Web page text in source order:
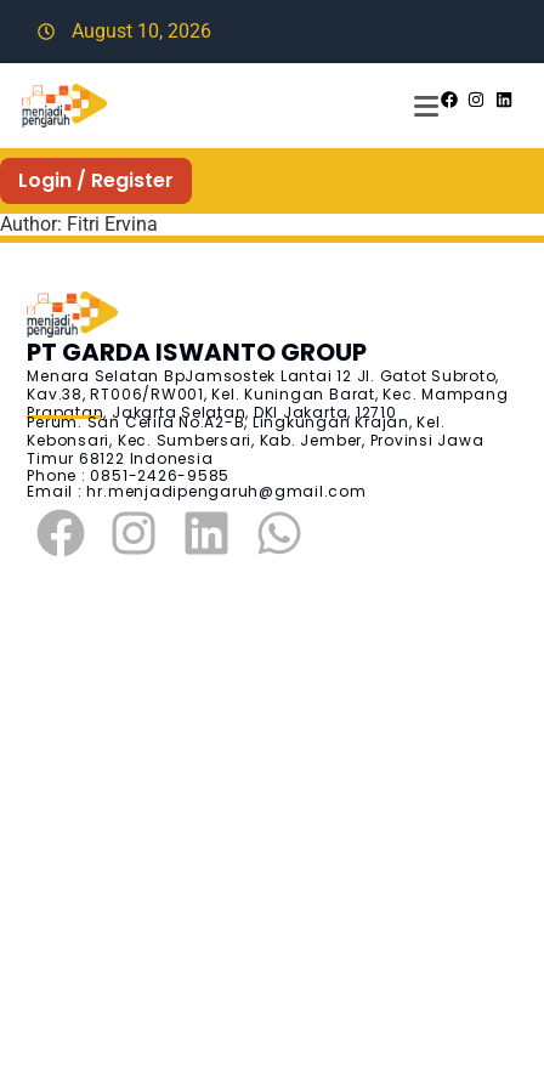
August 10, 2026
Login / Register
Author: Fitri Ervina
PT GARDA ISWANTO GROUP
Menara Selatan BpJamsostek Lantai 12 Jl. Gatot Subroto,
Kav.38, RT006/RW001, Kel. Kuningan Barat, Kec. Mampang
Prapatan, Jakarta Selatan, DKI Jakarta, 12710
Perum. San Cefila No.A2-B, Lingkungan Krajan, Kel.
Kebonsari, Kec. Sumbersari, Kab. Jember, Provinsi Jawa
Timur 68122 Indonesia
Phone : 0851-2426-9585
Email :hr.menjadipengaruh@gmail.com